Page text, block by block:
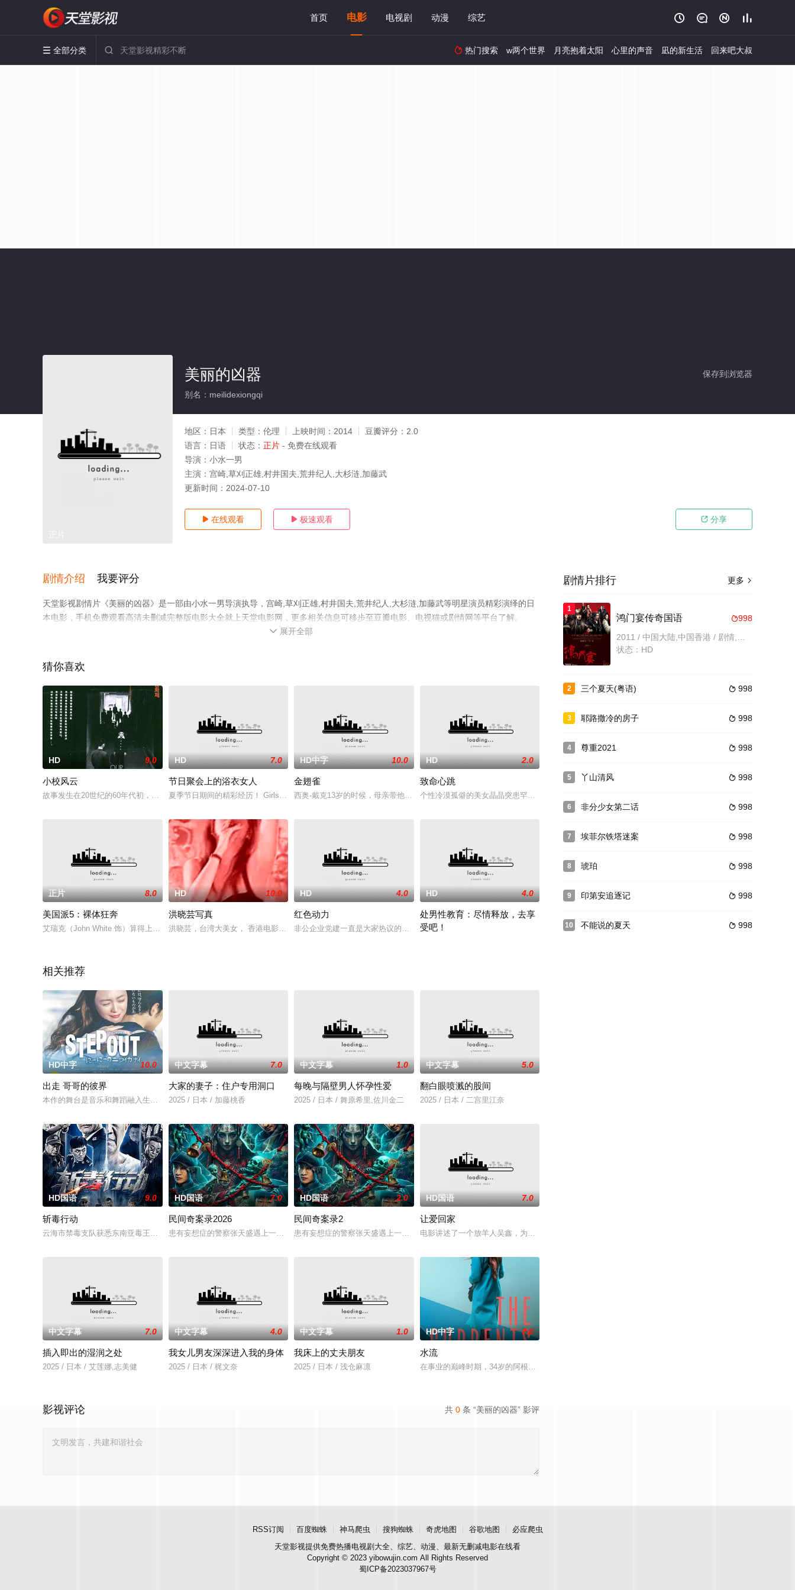
首页 电影 电视剧 动漫 综艺    
 全部分类   热门搜索 w两个世界 月亮抱着太阳 心里的声音 凪的新生活 回来吧大叔
保存到浏览器
美丽的凶器
别名：meilidexiongqi
地区： 日本 类型： 伦理 上映时间： 2014 豆瓣评分： 2.0
语言： 日语 状态： 正片 - 免费在线观看
导演： 小水一男
主演： 宫崎,草刈正雄,村井国夫,荒井纪人,大杉涟,加藤武
更新时间： 2024-07-10
 在线观看  极速观看  分享
剧情介绍 我要评分
天堂影视剧情片《美丽的凶器》是一部由小水一男导演执导，宫崎,草刈正雄,村井国夫,荒井纪人,大杉涟,加藤武等明星演员精彩演绎的日
本电影，手机免费观看高清未删减完整版电影大全就上天堂电影网，更多相关信息可移步至豆瓣电影、电视猫或剧情网等平台了解。
 展开全部
猜你喜欢
HD 9.0
小校风云
故事发生在20世纪的60年代初，男主人公朴正跟随仕途失败的父亲从汉城转学到乡下。到了新学校，朴正发现全部同学都屈从于班长"阿模"的统治之下，他们不仅仅
HD 7.0
节日聚会上的浴衣女人
夏季节日期间的精彩经历！ Girlsset Menset立即购买！ Tomohiro和Makoto参加了这个节日，在炎热的夏夜里狩猎。 这是三个穿着浴衣打扮的女人，来享受
HD中字 10.0
金翅雀
西奥-戴克13岁的时候，母亲带他参观纽约大都会博物馆，然而博物馆却发生了恐袭爆炸，导致母亲丧生，西奥却奇迹般幸存。这次悲剧改变了西奥
HD 2.0
致命心跳
个性冷漠孤僻的美女晶晶突患罕见的扩张性心肌病变，需要换心来续命，经过一番波折后，成功完成换心手
正片 8.0
美国派5：裸体狂奔
艾瑞克（John White 饰）算得上是一个标准的失意青年了，连在家中打个手统也造成祖母受惊去世的恶果。艾瑞克与女友翠西交往两年，但一直未能上垒，现在已是全校最后的处男
HD 10.0
洪晓芸写真
洪晓芸，台湾大美女， 香港电影女演员，在90年代曾出演过数部香港艳情片，成为当之无愧的电影女明星。最著名的是与女演员张萱在1996年主演的《大内密探之零零性性》和后来赴台
HD 4.0
红色动力
非公企业党建一直是大家热议的话题，党建能为企业带来效益吗？能为企业带来发展动力吗？带着这些个问题，故事围绕主人公赵明辉入职非公企
HD 4.0
处男性教育：尽情释放，去享
受吧！
相关推荐
HD中字 10.0
出走 哥哥的彼界
本作的舞台是音乐和舞蹈融入生活的冲绳。与母亲朱音、妹妹舞一起生活的照屋踊，憧憬舞蹈学校的丽莎，开始了舞蹈生涯。朱音为了支撑家数在酒吧工作，不擅长与人打交道的舞总是在学校前
中文字幕 7.0
大家的妻子：住户专用洞口
2025 / 日本 / 加藤桃香
中文字幕 1.0
每晚与隔壁男人怀孕性爱
2025 / 日本 / 舞原希里,佐川金二
中文字幕 5.0
翻白眼喷溅的股间
2025 / 日本 / 二宫里江奈
HD国语 9.0
斩毒行动
云海市禁毒支队获悉东南亚毒王廖爷将携600余公斤毒品来云交易，火速成立“斩毒行动”专案组，借调警员安迪参战。首轮毒贩阿泰交易败露被廖爷灭口，可疑人员罗杰浮出水面。出狱的赵
HD国语 7.0
民间奇案录2026
患有妄想症的警察张天盛遇上一起离奇的神像杀人事件，勘案过程中，牵引出“婴胎报仇”，“娘娘索命”等一连串妖异事件，张天盛虽被种种诡怪幻象阻碍，却坚信这是藏在迷信后的人为诡
HD国语 2.0
民间奇案录2
患有妄想症的警察张天盛遇上一起离奇的神像杀人事件，勘案过程中，牵引出“婴胎报仇”，“娘娘索命”等一连串妖异事件，张天盛虽被种种诡怪幻象
HD国语 7.0
让爱回家
电影讲述了一个放羊人吴鑫，为两只羊和他人发生冲突，失手将对方打死，被判处无期徒刑后，吴鑫在监狱
中文字幕 7.0
插入即出的湿润之处
2025 / 日本 / 艾莲娜,志美健
中文字幕 4.0
我女儿男友深深进入我的身体
2025 / 日本 / 梶文奈
中文字幕 1.0
我床上的丈夫朋友
2025 / 日本 / 浅仓麻凛
HD中字 7.0
水流
在事业的巅峰时期，34岁的阿根廷造型师丽娜在瑞士的一场颁奖典礼后，被一种突如其来的冲动驱使。回到
共 0 条 “美丽的凶器” 影评
影视评论
更多 
剧情片排行
1
998
鸿门宴传奇国语
状态：HD
2  998
三个夏天(粤语)
3  998
耶路撒冷的房子
4  998
尊重2021
5  998
丫山清风
6  998
非分少女第二话
7  998
埃菲尔铁塔迷案
8  998
琥珀
9  998
印第安追逐记
10  998
不能说的夏天
RSS订阅 百度蜘蛛 神马爬虫 搜狗蜘蛛 奇虎地图 谷歌地图
必应爬虫
天堂影视提供免费热播电视剧大全、综艺、动漫、最新无删减电影在线看
Copyright © 2023 yibowujin.com All Rights Reserved
蜀ICP备2023037967号